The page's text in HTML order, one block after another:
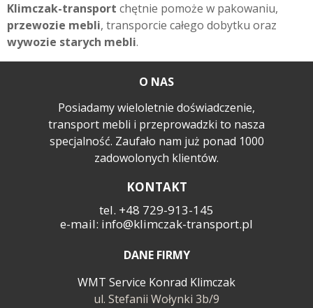
Klimczak-transport chętnie pomoże w pakowaniu,
przewozie mebli, transporcie całego dobytku oraz
wywozie starych mebli.
O NAS
Posiadamy wieloletnie doświadczenie,
transport mebli i przeprowadzki to nasza
specjalność. Zaufało nam już ponad 1000
zadowolonych klientów.
DANE FIRMY
WMT Service Konrad Klimczak
ul. Stefanii Wołynki 3b/9
KONTAKT
tel. +48 729-913-145
e-mail: info@klimczak-transport.pl